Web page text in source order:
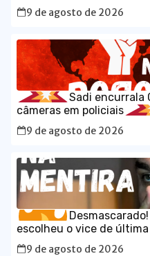
9 de agosto de 2026
Sadi encurrala
câmeras em policiais
9 de agosto de 2026
escolheu o vice de
Lira
9 de agosto de 2026